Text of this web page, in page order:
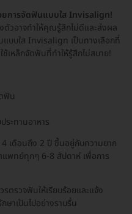
การจัดฟันแบบใส Invisalign!
ตัวอาจทำให้คุณรู้สึกไม่ดีและส่งผล
แบบใส Invisalign เป็นทางเลือกที่
เหล็กจัดฟันที่ทำให้รู้สึกไม่สบาย!
ฟัน
ระทานอาหาร
4 เดือนถึง 2 ปี ขึ้นอยู่กับความยาก
พทย์ทุกๆ 6-8 สัปดาห์ เพื่อการ
รตรวจฟันให้เรียบร้อยและแจ้ง
าเป็นไปอย่างราบรื่น